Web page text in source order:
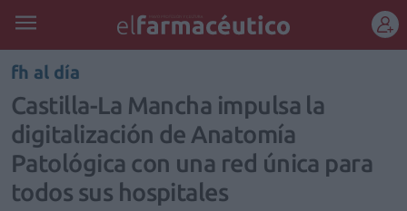
fh al día
Castilla-La Mancha impulsa la
digitalización de Anatomía
Patológica con una red única para
todos sus hospitales